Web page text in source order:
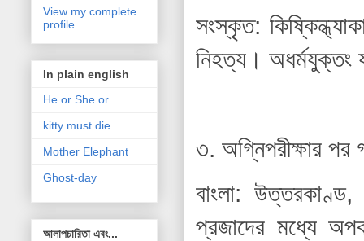
সংস্কৃত:
নিহত্য। অধর্মযুক্তং
৩. অগ্নিপরীক্ষার পর
বাংলা:
প্রজাদের মধ্যে
View my complete
profile
In plain english
He or She or ...
kitty must die
Mother Elephant
Ghost-day
আলাপচারিতা এবং...